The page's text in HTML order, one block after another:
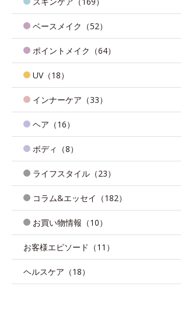
ベースメイク（52）
ポイントメイク（64）
UV（18）
インナーケア（33）
ヘア（16）
ボディ（8）
ライフスタイル（23）
コラム&エッセイ（182）
お買い物情報（10）
お客様エピソード（11）
ヘルスケア（18）